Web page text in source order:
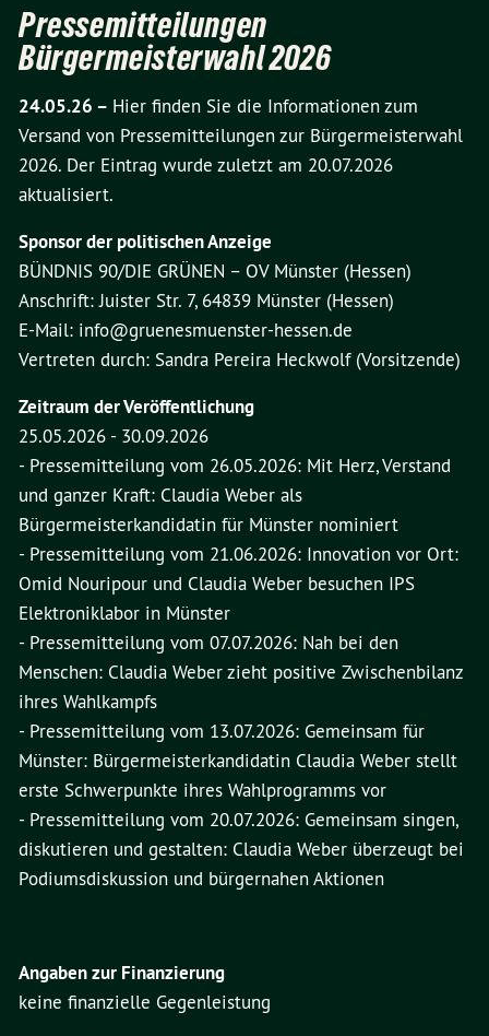
Pressemitteilungen
Bürgermeisterwahl 2026
24.05.26 – Hier finden Sie die Informationen zum
Versand von Pressemitteilungen zur Bürgermeisterwahl
2026. Der Eintrag wurde zuletzt am 20.07.2026
aktualisiert.
Sponsor der politischen Anzeige
BÜNDNIS 90/DIE GRÜNEN – OV Münster (Hessen)
Anschrift: Juister Str. 7, 64839 Münster (Hessen)
E-Mail: info@gruenesmuenster-hessen.de
Vertreten durch: Sandra Pereira Heckwolf (Vorsitzende)
Zeitraum der Veröffentlichung
25.05.2026 - 30.09.2026
- Pressemitteilung vom 26.05.2026: Mit Herz, Verstand
und ganzer Kraft: Claudia Weber als
Bürgermeisterkandidatin für Münster nominiert
- Pressemitteilung vom 21.06.2026: Innovation vor Ort:
Omid Nouripour und Claudia Weber besuchen IPS
Elektroniklabor in Münster
- Pressemitteilung vom 07.07.2026: Nah bei den
Menschen: Claudia Weber zieht positive Zwischenbilanz
ihres Wahlkampfs
- Pressemitteilung vom 13.07.2026: Gemeinsam für
Münster: Bürgermeisterkandidatin Claudia Weber stellt
erste Schwerpunkte ihres Wahlprogramms vor
- Pressemitteilung vom 20.07.2026: Gemeinsam singen,
diskutieren und gestalten: Claudia Weber überzeugt bei
Podiumsdiskussion und bürgernahen Aktionen
Angaben zur Finanzierung
keine finanzielle Gegenleistung